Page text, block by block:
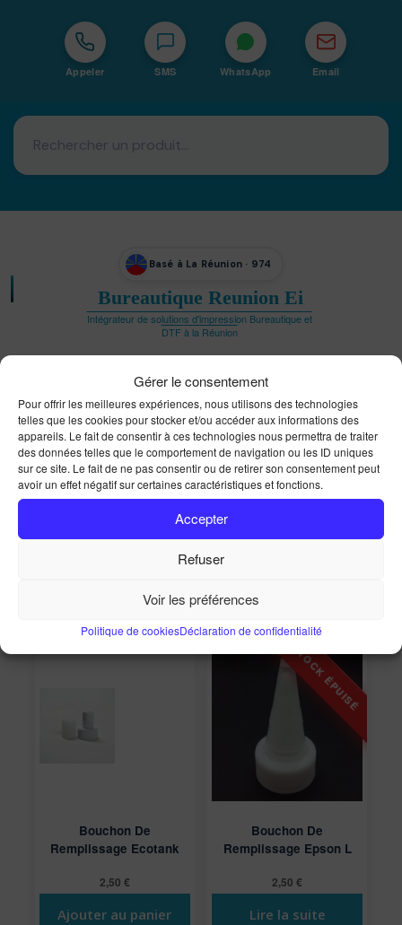
Gérer le consentement
Pour offrir les meilleures expériences, nous utilisons des technologies
telles que les cookies pour stocker et/ou accéder aux informations des
appareils. Le fait de consentir à ces technologies nous permettra de traiter
des données telles que le comportement de navigation ou les ID uniques
sur ce site. Le fait de ne pas consentir ou de retirer son consentement peut
avoir un effet négatif sur certaines caractéristiques et fonctions.
Accepter
Refuser
Voir les préférences
Politique de cookiesDéclaration de confidentialité
Appeler SMS WhatsApp Email
Basé à La Réunion · 974
Bureautique Reunion Ei
Intégrateur de solutions d'impression Bureautique et
DTF à la Réunion
Accueil Imprimantes Imprimantes à sublimation
Encres à sublimation
Affichage de 1–25 sur 30 résultats
Bouchon De
Remplissage Ecotank
2,50 €
Ajouter au panier
Bouchon De
Remplissage Epson L
2,50€
Lire la suite